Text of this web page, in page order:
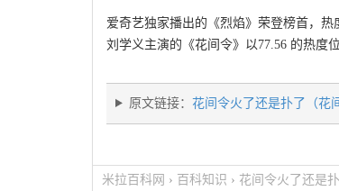
爱奇艺独家播出的《烈焰》荣登榜首，
刘学义主演的《花间令》以77.56 的热度
原文链接： 花间令火了还是扑了（花
米拉百科网 › 百科知识 › 花间令火了还是